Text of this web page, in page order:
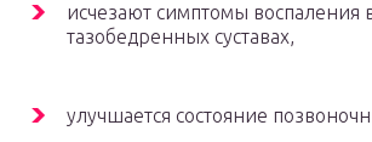
исчезают симптомы воспаления
тазобедренных суставах,
улучшается состояние